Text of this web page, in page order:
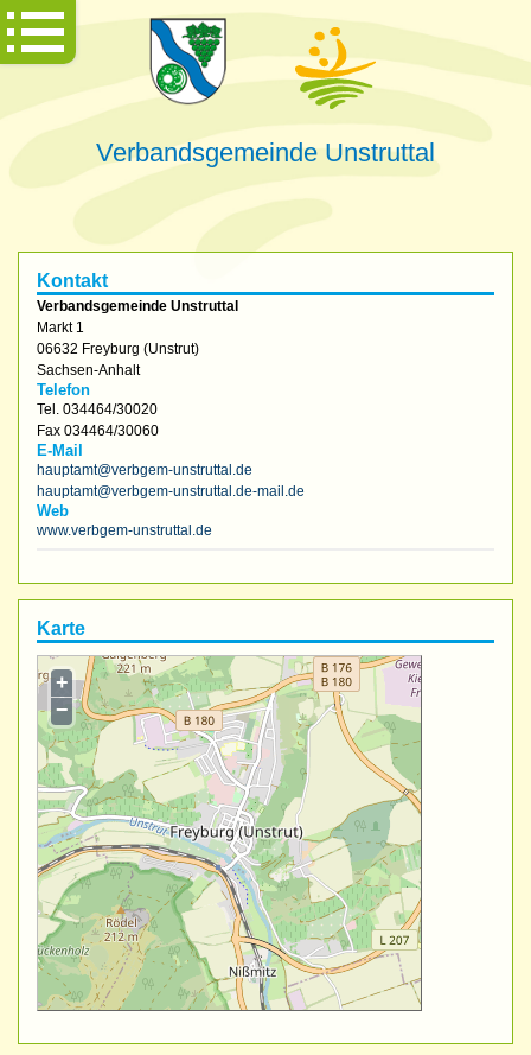
Verbandsgemeinde Unstruttal
Kontakt
Verbandsgemeinde Unstruttal
Markt 1
06632 Freyburg (Unstrut)
Sachsen-Anhalt
Telefon
Tel. 034464/30020
Fax 034464/30060
E-Mail
hauptamt@verbgem-unstruttal.de
hauptamt@verbgem-unstruttal.de-mail.de
Web
www.verbgem-unstruttal.de
Karte
+
−